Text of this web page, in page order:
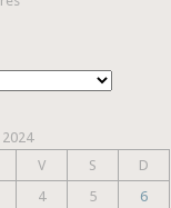
V S
D
4 5
6